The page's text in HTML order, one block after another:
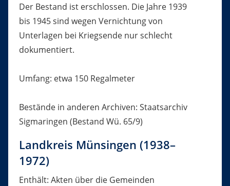
Der Bestand ist erschlossen. Die Jahre 1939
bis 1945 sind wegen Vernichtung von
Unterlagen bei Kriegsende nur schlecht
dokumentiert.
Umfang: etwa 150 Regalmeter
Bestände in anderen Archiven: Staatsarchiv
Sigmaringen (Bestand Wü. 65/9)
Landkreis Münsingen (1938–
1972)
Enthält: Akten über die Gemeinden